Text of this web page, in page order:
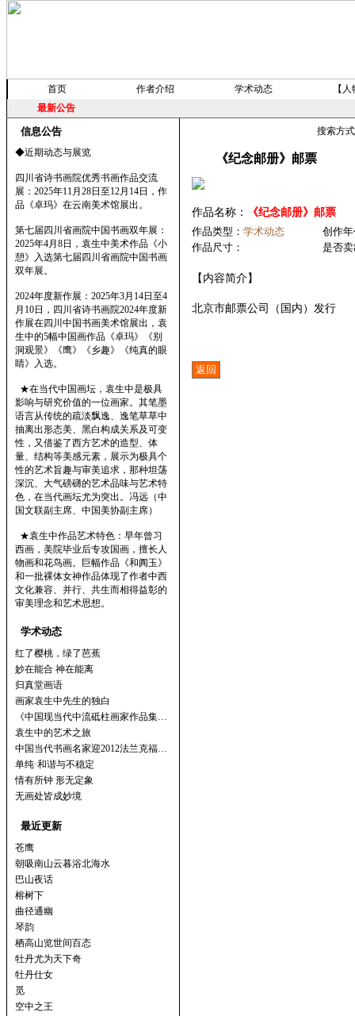
首页 作者介绍 学术动态
【
最新公告
信息公告
◆近期动态与展览
四川省诗书画院优秀书画作品交流
展：2025年11月28日至12月14日，作
品《卓玛》在云南美术馆展出。
第七届四川省画院中国书画双年展：
2025年4月8日，袁生中美术作品《小
憩》入选第七届四川省画院中国书画
双年展。
2024年度新作展：2025年3月14日至4
月10日，四川省诗书画院2024年度新
作展在四川中国书画美术馆展出，袁
生中的5幅中国画作品《卓玛》《别
洞观景》《鹰》《乡趣》《纯真的眼
睛》入选。
★在当代中国画坛，袁生中是极具
影响与研究价值的一位画家。其笔墨
语言从传统的疏淡飘逸、逸笔草草中
抽离出形态美、黑白构成关系及可变
性，又借鉴了西方艺术的造型、体
量、结构等美感元素，展示为极具个
性的艺术旨趣与审美追求，那种坦荡
深沉、大气磅礴的艺术品味与艺术特
色，在当代画坛尤为突出。冯远（中
国文联副主席、中国美协副主席）
★袁生中作品艺术特色：早年曾习
西画，美院毕业后专攻国画，擅长人
物画和花鸟画。巨幅作品《和阗玉》
和一批裸体女神作品体现了作者中西
文化兼容、并行、共生而相得益彰的
审美理念和艺术思想。
学术动态
红了樱桃，绿了芭蕉
妙在能合 神在能离
归真堂画语
画家袁生中先生的独白
《中国现当代中流砥柱画家作品集…
袁生中的艺术之旅
中国当代书画名家迎2012法兰克福…
单纯·和谐与不稳定
情有所钟 形无定象
无画处皆成妙境
最近更新
苍鹰
朝吸南山云暮浴北海水
巴山夜话
榕树下
曲径通幽
琴韵
栖高山览世间百态
牡丹尤为天下奇
牡丹仕女
觅
空中之王
搜索方
《纪念邮册》邮票
作品名称：
《纪念邮册》邮票
作品类型： 学术动态
创作
作品尺寸：
是否
【内容简介】
北京市邮票公司（国内）发行